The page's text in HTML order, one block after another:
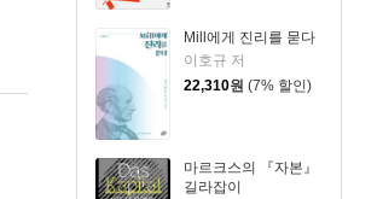
Mill에게 진리를 묻다
이호규 저
22,310원 (7% 할인)
마르크스의 『자본』
길라잡이